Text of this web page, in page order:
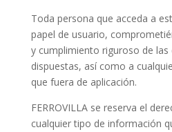
Toda persona que acceda a
papel de usuario,
y cumplimiento riguroso de las
dispuestas, así como a
que fuera de aplicación.
FERROVILLA se reserva el
cualquier tipo de información